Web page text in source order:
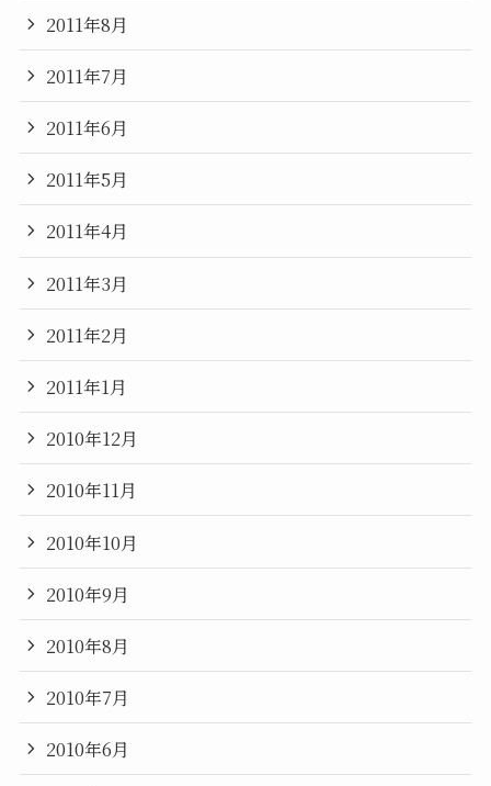
2011年8月
2011年7月
2011年6月
2011年5月
2011年4月
2011年3月
2011年2月
2011年1月
2010年12月
2010年11月
2010年10月
2010年9月
2010年8月
2010年7月
2010年6月